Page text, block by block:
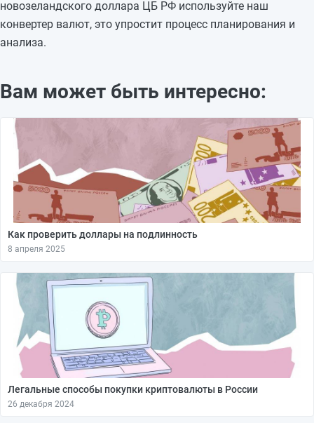
новозеландского доллара ЦБ РФ используйте наш
конвертер валют, это упростит процесс планирования и
анализа.
Вам может быть интересно:
Как проверить доллары на подлинность
8 апреля 2025
Легальные способы покупки криптовалюты в России
26 декабря 2024